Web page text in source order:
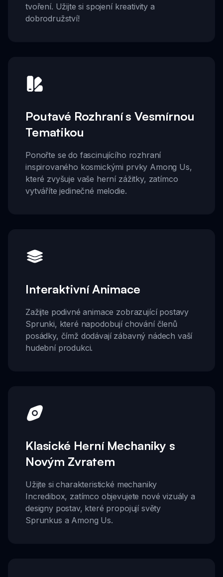
tvoření. Užijte si spojení kreativity a
dobrodružství!
Poutavé Rozhraní s Vesmírnou
Tematikou
Ponořte se do fascinujícího rozhraní
inspirovaného kosmickými prvky Among Us,
které zvyšuje vaše herní zážitky, zatímco
vytváříte jedinečné melodie.
Interaktivní Animace
Zažijte podivné animace zobrazující postavy
Sprunki, které napodobují chování členů
posádky, čímž dodávají zábavný nádech vaší
hudební produkci.
Klasické Herní Mechaniky s
Novým Zvratem
Užijte si charakteristické mechaniky
Incredibox, zatímco objevujete nové vizuály a
designy postav, které propojují světy
Sprunkus a Among Us.